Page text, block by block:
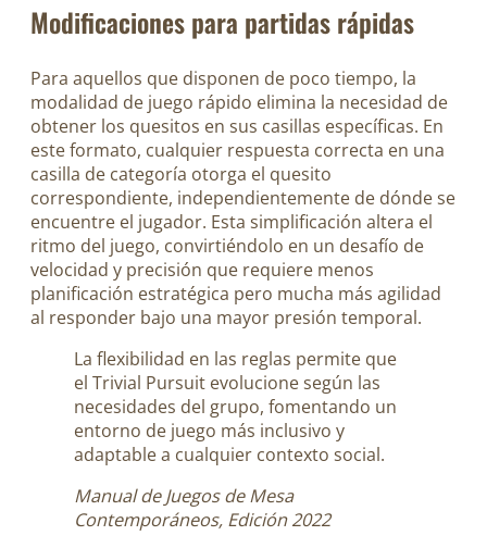
Modificaciones para partidas rápidas
Para aquellos que disponen de poco tiempo, la
modalidad de juego rápido elimina la necesidad de
obtener los quesitos en sus casillas específicas. En
este formato, cualquier respuesta correcta en una
casilla de categoría otorga el quesito
correspondiente, independientemente de dónde se
encuentre el jugador. Esta simplificación altera el
ritmo del juego, convirtiéndolo en un desafío de
velocidad y precisión que requiere menos
planificación estratégica pero mucha más agilidad
al responder bajo una mayor presión temporal.
La flexibilidad en las reglas permite que
el Trivial Pursuit evolucione según las
necesidades del grupo, fomentando un
entorno de juego más inclusivo y
adaptable a cualquier contexto social.
Manual de Juegos de Mesa
Contemporáneos, Edición 2022